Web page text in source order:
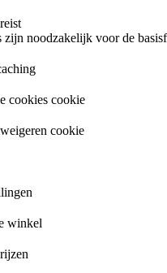
zijn noodzakelijk voor de
cookies cookie
cookie
winkel